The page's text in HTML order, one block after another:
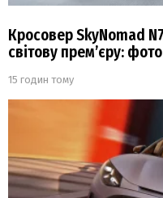
Кросовер SkyNomad
світову прем’єру:
15 годин тому